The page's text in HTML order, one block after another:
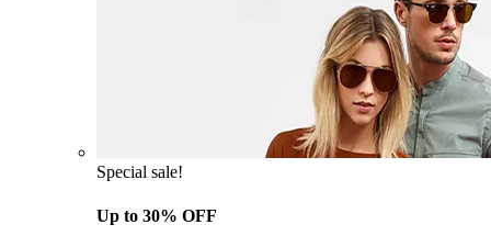
Special sale!
Up to 30% OFF